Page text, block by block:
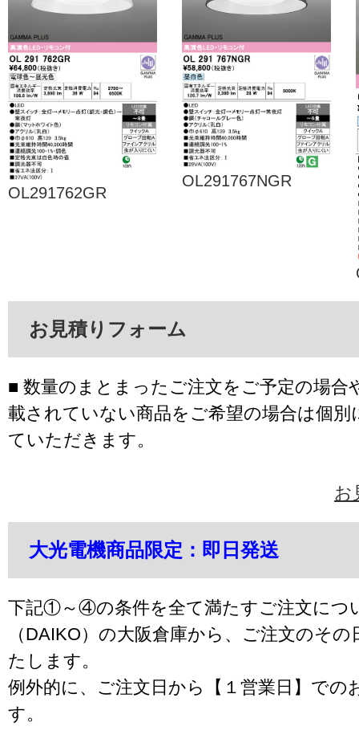
OL291762GR
OL291767NGR
お見積りフォーム
■ 数量のまとまったご注文をご予定の場合
載されていない商品をご希望の場合は個別
ていただきます。
お
大光電機商品限定：即日発送
下記①～④の条件を全て満たすご注文につ
（DAIKO）の大阪倉庫から、ご注文のそ
たします。
例外的に、ご注文日から【１営業日】での
す。